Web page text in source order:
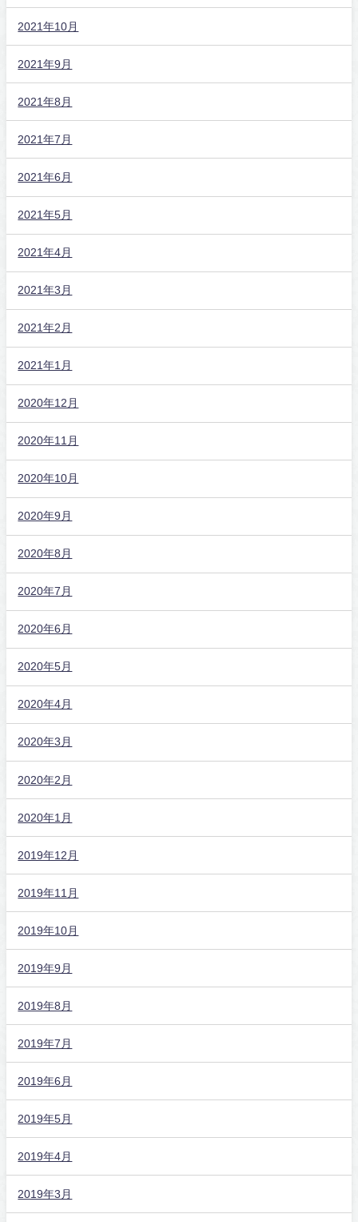
2021年10月
2021年9月
2021年8月
2021年7月
2021年6月
2021年5月
2021年4月
2021年3月
2021年2月
2021年1月
2020年12月
2020年11月
2020年10月
2020年9月
2020年8月
2020年7月
2020年6月
2020年5月
2020年4月
2020年3月
2020年2月
2020年1月
2019年12月
2019年11月
2019年10月
2019年9月
2019年8月
2019年7月
2019年6月
2019年5月
2019年4月
2019年3月